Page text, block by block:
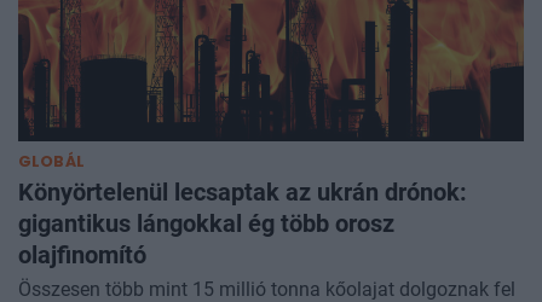
GLOBÁL
Könyörtelenül lecsaptak az ukrán drónok:
gigantikus lángokkal ég több orosz
olajfinomító
Összesen több mint 15 millió tonna kőolajat dolgoznak fel